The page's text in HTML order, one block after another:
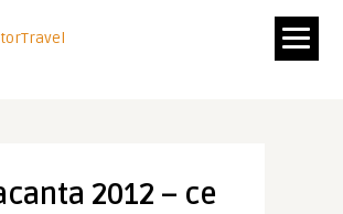
2012 – ce